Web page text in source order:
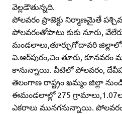
వెల్లడౌతున్నది.
పోలవరం ప్రాజెక్టు నిర్మాణమైతే
పోలవరంతోపాటు కుకు నూరు,
మండలాలు,తూర్పుగోదావరి
వి.ఆర్‌పురం,చిం తూరు, కూనవరం
కానున్నాయి. వీటిలో పోలవరం,
తెలంగాణ రాష్ట్రం ఖమ్మం జిల్లా
ఈమండలాల్లో 275
ఎకరాలు మునగనున్నాయి.